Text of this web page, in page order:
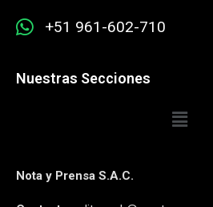
+51 961-602-710
Nuestras Secciones
Nota y Prensa S.A.C.